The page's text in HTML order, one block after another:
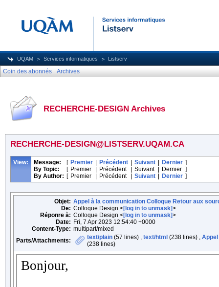
UQAM Services informatiques Listserv
Coin des abonnés Archives
RECHERCHE-DESIGN Archives
RECHERCHE-DESIGN@LISTSERV.UQAM.CA
View: Message: [ Premier Précédent Suivant Dernier ]
By Topic:
[ Premier Précédent Suivant Dernier ]
By Author: [ Premier Précédent Suivant Dernier ]
Objet: Appel à la communication Colloque Retour aux
De: Colloque Design <[log in to unmask]>
Réponre à: Colloque Design <[log in to unmask]>
Date: Fri, 7 Apr 2023 12:54:40 +0000
Content-Type: multipart/mixed
Parts/Attachments:
text/plain (57 lines) , text/html (238 lines) ,
(238 lines)